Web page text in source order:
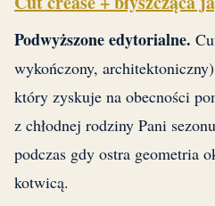
Podwyższone edytorialne.
wykończony,
który zyskuje na obecności
z chłodnej rodziny Pani
podczas gdy ostra geometria
kotwicą.